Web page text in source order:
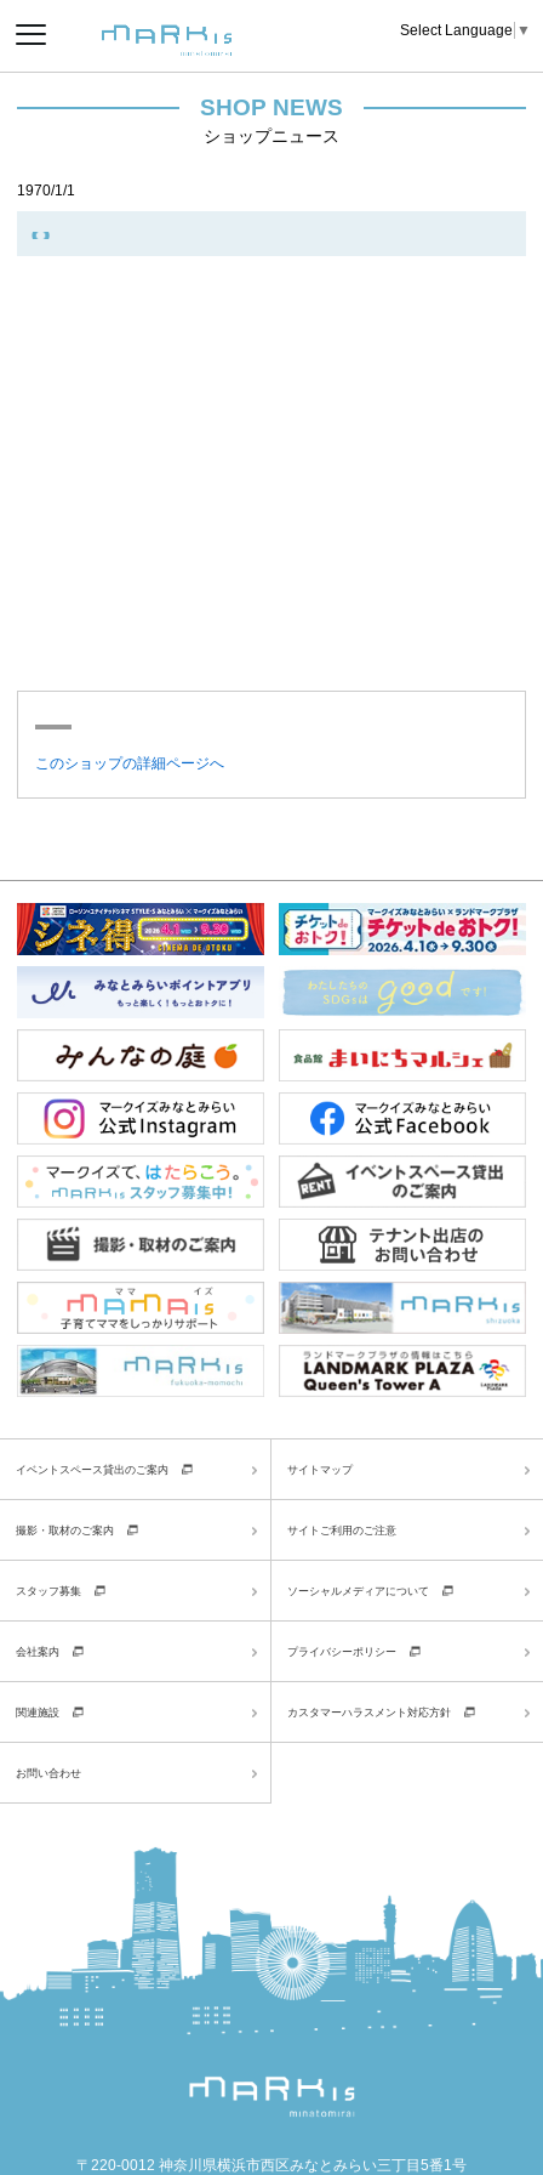
Select Language ▼
SHOP NEWS
ショップニュース
1970/1/1
このショップの詳細ページへ
イベントスペース貸出のご案内
撮影・取材のご案内
スタッフ募集
会社案内
関連施設
お問い合わせ
サイトマップ
サイトご利用のご注意
ソーシャルメディアについて
プライバシーポリシー
カスタマーハラスメント対応方針
〒220-0012 神奈川県横浜市西区みなとみらい三丁目5番1号